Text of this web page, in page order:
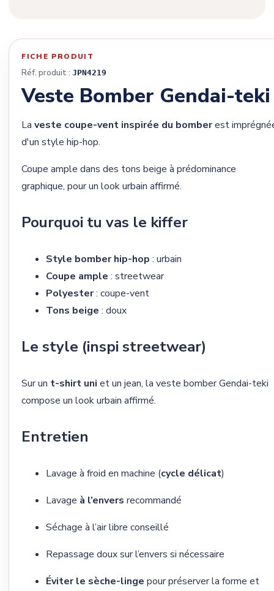
FICHE PRODUIT
Réf. produit : JPN4219
Veste Bomber Gendai-teki
La veste coupe-vent inspirée du bomberest
d'un style hip-hop.
Coupe ample dans des tons beige à prédominance
graphique, pour un look urbain affirmé.
Pourquoi tu vas le kiffer
Style bomber hip-hop : urbain
Coupe ample : streetwear
Polyester: coupe-vent
Tons beige : doux
Le style (inspi streetwear)
Sur un t-shirt uni et un jean, la veste bomber Gendai-teki
compose un look urbain affirmé.
Entretien
Lavage à froid en machine (cycle délicat)
Lavage à l’envers recommandé
Séchage à l’air libre conseillé
Repassage doux sur l’envers si nécessaire
Éviter le sèche-linge pour préserver la forme et